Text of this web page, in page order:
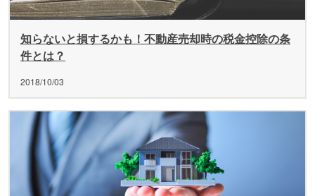
知らないと損するかも！不動産売却時の税金控除の条
件とは？
2018/10/03